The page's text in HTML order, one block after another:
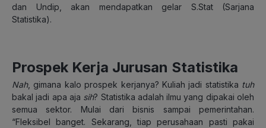
dan Undip, akan mendapatkan gelar S.Stat (Sarjana
Statistika).
Prospek Kerja Jurusan Statistika
Nah, gimana kalo prospek kerjanya? Kuliah jadi statistika tuh
bakal jadi apa aja sih? Statistika adalah ilmu yang dipakai oleh
semua sektor. Mulai dari bisnis sampai pemerintahan.
“Fleksibel banget. Sekarang, tiap perusahaan pasti pakai